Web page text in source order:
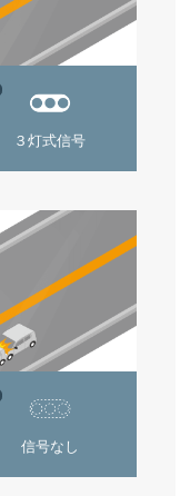
３灯式信号
信号なし